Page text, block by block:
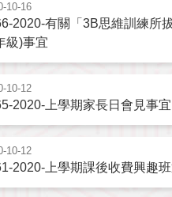
10-16
2020-有關「3B思維訓練所
級)事宜
10-12
2020-上學期家長日會見事宜
10-12
2020-上學期課後收費興趣